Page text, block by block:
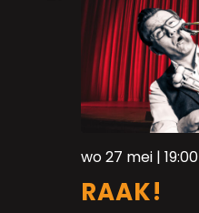
wo 27 mei | 19:00
RAAK!